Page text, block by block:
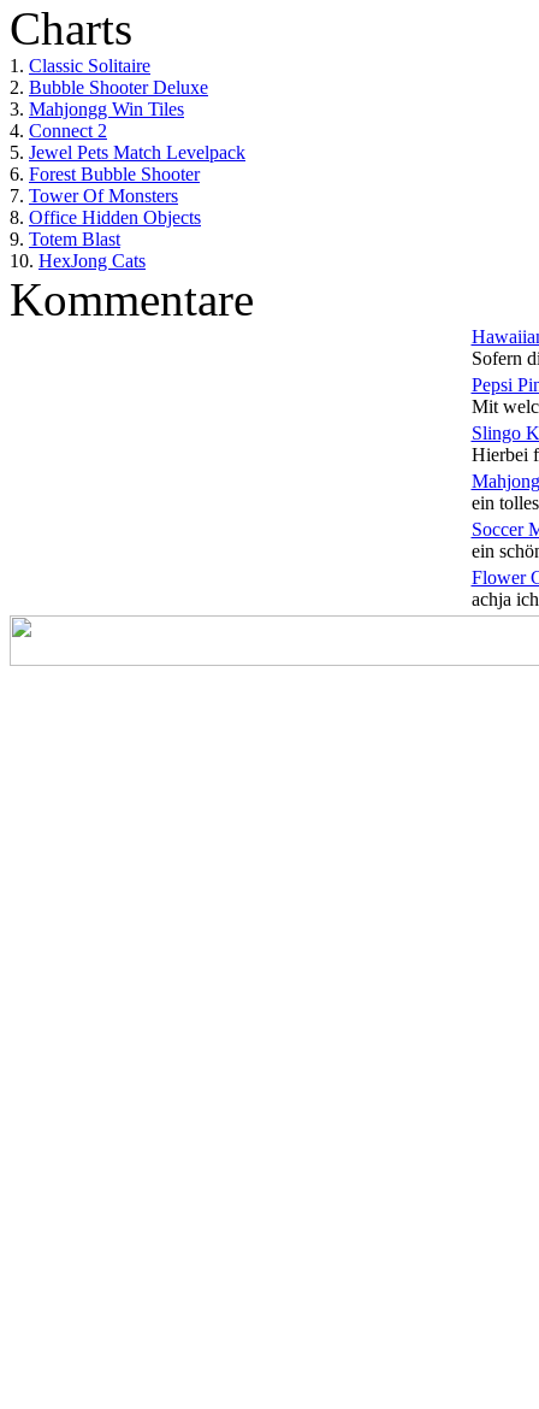
Charts
1. Classic Solitaire
2. Bubble Shooter Deluxe
3. Mahjongg Win Tiles
4. Connect 2
5. Jewel Pets Match Levelpack
6. Forest Bubble Shooter
7. Tower Of Monsters
8. Office Hidden Objects
9. Totem Blast
10. HexJong Cats
Kommentare
Sofern
Pepsi
Mit
Slingo
Hierbei
ein
Soccer
ein
Flower
achja